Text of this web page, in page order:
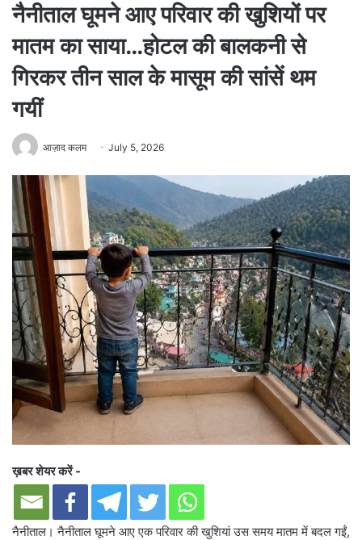
नैनीताल घूमने आए परिवार की खुशियों पर
मातम का साया…होटल की बालकनी से
गिरकर तीन साल के मासूम की सांसें थम
गयीं
आज़ाद कलम July 5, 2026
ख़बर शेयर करें -
नैनीताल। नैनीताल घूमने आए एक परिवार की खुशियां उस समय मातम में बदल गईं,